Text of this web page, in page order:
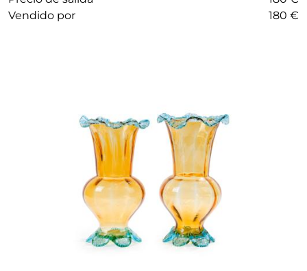
original.
vendido por
180 €